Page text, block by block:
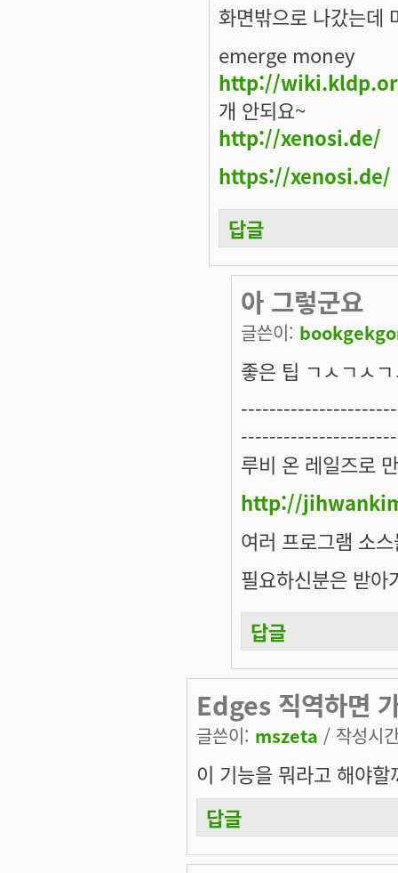
화면밖으로 나갔는데
emerge money
http://
개 안되요~
http://xenosi.de/
https://xenosi.de/
답글
아 그렇군요
글쓴이:
좋은 팁 ㄱㅅㄱㅅ
루비 온 레일즈로
http://
여러 프로그램 소
필요하신분은 받아
답글
Edges 직역하면
글쓴이: mszeta / 작성시
이 기능을 뭐라고 해야할
답글